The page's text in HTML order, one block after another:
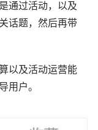
通过活动，以及
话题，然后再带
以及活动运营能
用户。